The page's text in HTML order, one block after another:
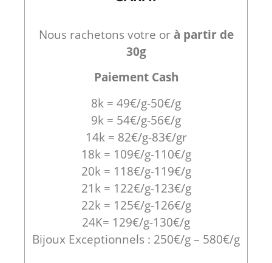
Nous rachetons votre orà partir de
30g
Paiement Cash
8k = 49€/g-50€/g
9k = 54€/g-56€/g
14k = 82€/g-83€/gr
18k = 109€/g-110€/g
20k = 118€/g-119€/g
21k = 122€/g-123€/g
22k = 125€/g-126€/g
24K= 129€/g-130€/g
Bijoux Exceptionnels : 250€/g – 580€/g